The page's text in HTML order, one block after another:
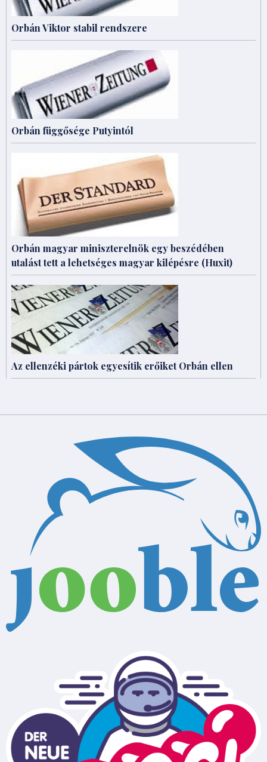
Orbán Viktor stabil rendszere
Orbán függősége Putyintól
Orbán magyar miniszterelnök egy beszédében
utalást tett a lehetséges magyar kilépésre (Huxit)
Az ellenzéki pártok egyesítik erőiket Orbán ellen